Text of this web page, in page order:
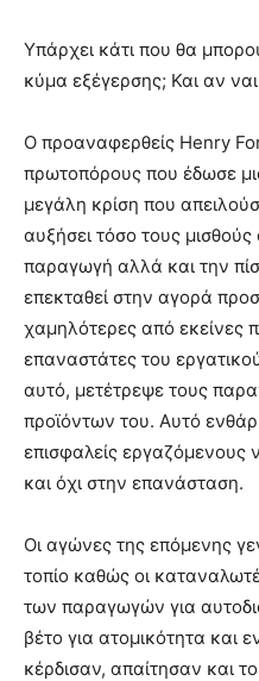
Υπάρχει κάτι που θα
κύμα εξέγερσης; Και αν
Ο προαναφερθείς Henry
πρωτοπόρους που έδωσε
μεγάλη κρίση που
αυξήσει τόσο τους μισθούς
παραγωγή αλλά και την
επεκταθεί στην αγορά
χαμηλότερες από εκείνες
επαναστάτες του
αυτό, μετέτρεψε τους
προϊόντων του. Αυτό
επισφαλείς
και όχι στην επανάσταση.
Οι αγώνες της επόμενης
τοπίο καθώς οι
των παραγωγών για
βέτο για ατομικότητα και
κέρδισαν, απαίτησαν και